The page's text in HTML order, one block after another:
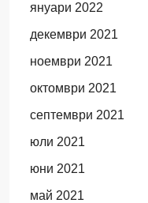
януари 2022
декември 2021
ноември 2021
октомври 2021
септември 2021
юли 2021
юни 2021
май 2021